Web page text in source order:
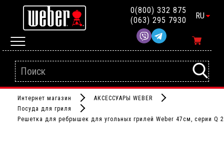
0(800) 332 875
(063) 295 7930
RU
Интернет магазин
АКСЕССУАРЫ WEBER
Посуда для гриля
Решетка для ребрышек для угольных грилей Weber 47см, серии Q